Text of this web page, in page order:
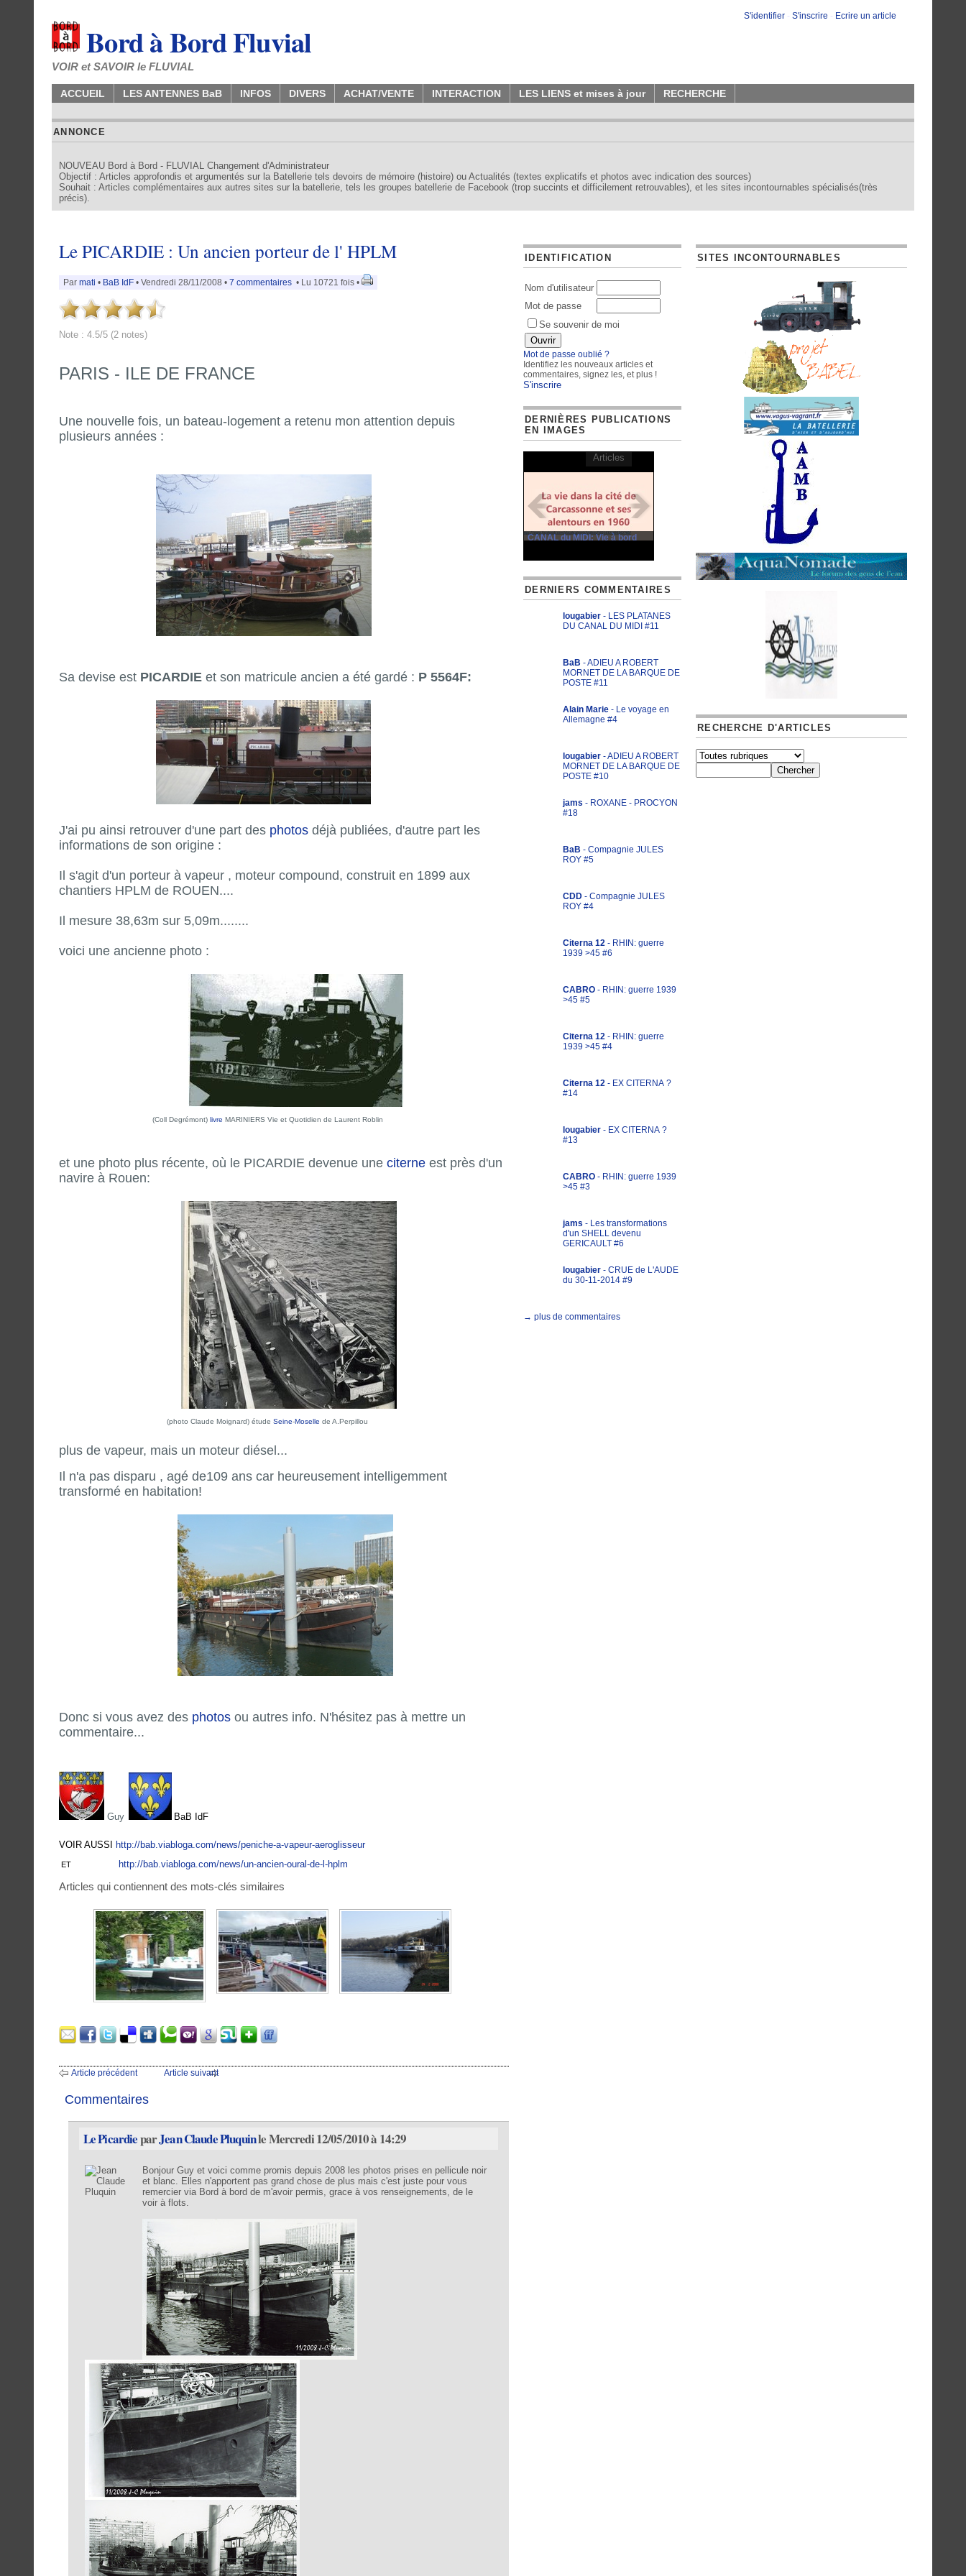
S'identifier - S'inscrire - Ecrire un article
Bord à Bord Fluvial
VOIR et SAVOIR le FLUVIAL
ACCUEIL LES ANTENNES BaB INFOS DIVERS ACHAT/VENTE INTERACTION LES LIENS et mises à jour RECHERCHE
ANNONCE
NOUVEAU Bord à Bord - FLUVIAL Changement d'Administrateur
Objectif : Articles approfondis et argumentés sur la Batellerie tels devoirs de mémoire (histoire) ou Actualités (textes explicatifs et photos avec indication des sources)
Souhait : Articles complémentaires aux autres sites sur la batellerie, tels les groupes batellerie de Facebook (trop succints et difficilement retrouvables), et les sites incontournables spécialisés(très
précis).
Le PICARDIE : Un ancien porteur de l' HPLM
Par mati • BaB IdF • Vendredi 28/11/2008 • 7 commentaires • Lu 10721 fois •
Note : 4.5/5 (2 notes)
PARIS - ILE DE FRANCE
Une nouvelle fois, un bateau-logement a retenu mon attention depuis
plusieurs années :
Sa devise est PICARDIE et son matricule ancien a été gardé : P 5564F:
J'ai pu ainsi retrouver d'une part des photos déjà publiées, d'autre part les
informations de son origine :
Il s'agit d'un porteur à vapeur , moteur compound, construit en 1899 aux
chantiers HPLM de ROUEN....
Il mesure 38,63m sur 5,09m........
voici une ancienne photo :
(Coll Degrémont) livre MARINIERS Vie et Quotidien de Laurent Roblin
et une photo plus récente, où le PICARDIE devenue une citerne est près d'un
navire à Rouen:
(photo Claude Moignard) étude Seine-Moselle de A.Perpillou
plus de vapeur, mais un moteur diésel...
Il n'a pas disparu , agé de109 ans car heureusement intelligemment
transformé en habitation!
Donc si vous avez des photos ou autres info. N'hésitez pas à mettre un
commentaire...
Guy BaB IdF
VOIR AUSSI http://bab.viabloga.com/news/peniche-a-vapeur-aeroglisseur
ET http://bab.viabloga.com/news/un-ancien-oural-de-l-hplm
Articles qui contiennent des mots-clés similaires
Article précédent Article suivant
Commentaires
Le PicardieparJean Claude Pluquinle Mercredi 12/05/2010 à 14:29
Bonjour Guy et voici comme promis depuis 2008 les photos prises en pellicule noir
et blanc. Elles n'apportent pas grand chose de plus mais c'est juste pour vous
remercier via Bord à bord de m'avoir permis, grace à vos renseignements, de le
voir à flots.
IDENTIFICATION
Nom d'utilisateur
Mot de passe
Se souvenir de moi
Mot de passe oublié ?
Identifiez les nouveaux articles et
commentaires, signez les, et plus !
S'inscrire
DERNIÈRES PUBLICATIONS
EN IMAGES
CANAL du MIDI: Vie à bord
Articles
DERNIERS COMMENTAIRES
lougabier - LES PLATANES
DU CANAL DU MIDI #11
BaB - ADIEU A ROBERT
MORNET DE LA BARQUE DE
POSTE #11
Alain Marie - Le voyage en
Allemagne #4
lougabier - ADIEU A ROBERT
MORNET DE LA BARQUE DE
POSTE #10
jams - ROXANE - PROCYON
#18
BaB - Compagnie JULES
ROY #5
CDD - Compagnie JULES
ROY #4
Citerna 12 - RHIN: guerre
1939 >45 #6
CABRO - RHIN: guerre 1939
>45 #5
Citerna 12 - RHIN: guerre
1939 >45 #4
Citerna 12 - EX CITERNA ?
#14
lougabier - EX CITERNA ?
#13
CABRO - RHIN: guerre 1939
>45 #3
jams - Les transformations
d'un SHELL devenu
GERICAULT #6
lougabier - CRUE de L'AUDE
du 30-11-2014 #9
→ plus de commentaires
SITES INCONTOURNABLES
RECHERCHE D'ARTICLES